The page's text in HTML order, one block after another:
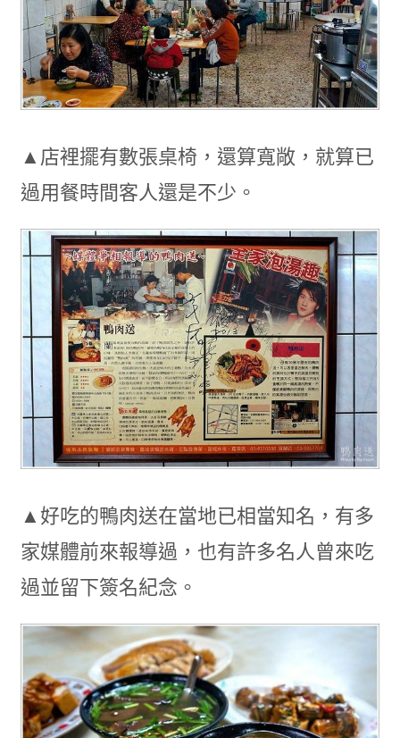
▲店裡擺有數張桌椅，還算寬敞，就算已
過用餐時間客人還是不少。
▲好吃的鴨肉送在當地已相當知名，有多
家媒體前來報導過，也有許多名人曾來吃
過並留下簽名紀念。